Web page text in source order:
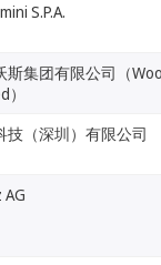
S.P.A.
斯集团有限公司（
技（深圳）有限公司